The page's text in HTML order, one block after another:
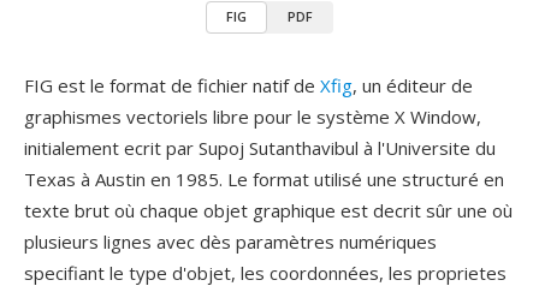
FIG PDF
FIG est le format de fichier natif de Xfig, un éditeur de
graphismes vectoriels libre pour le système X Window,
initialement ecrit par Supoj Sutanthavibul à l'Universite du
Texas à Austin en 1985. Le format utilisé une structuré en
texte brut où chaque objet graphique est decrit sûr une où
plusieurs lignes avec dès paramètres numériques
specifiant le type d'objet, les coordonnées, les proprietes